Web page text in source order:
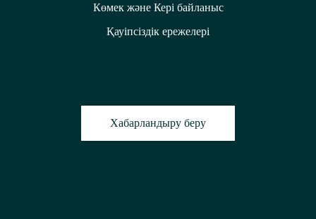
Хабарландыру беру
Көмек және Кері байланыс
Қауіпсіздік ережелері